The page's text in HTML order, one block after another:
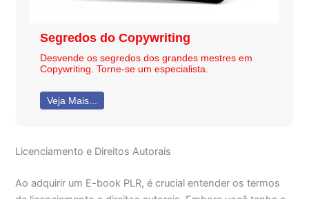
Segredos do Copywriting
Desvende os segredos dos grandes mestres em
Copywriting. Torne-se um especialista.
Veja Mais...
Licenciamento e Direitos Autorais
Ao adquirir um E-book PLR, é crucial entender os termos